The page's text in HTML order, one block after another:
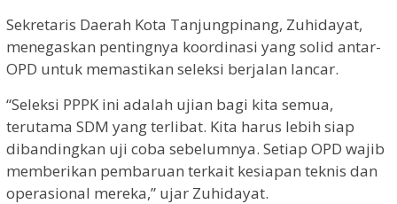
Sekretaris Daerah Kota Tanjungpinang, Zuhidayat,
menegaskan pentingnya koordinasi yang solid antar-
OPD untuk memastikan seleksi berjalan lancar.
“Seleksi PPPK ini adalah ujian bagi kita semua,
terutama SDM yang terlibat. Kita harus lebih siap
dibandingkan uji coba sebelumnya. Setiap OPD wajib
memberikan pembaruan terkait kesiapan teknis dan
operasional mereka,” ujar Zuhidayat.